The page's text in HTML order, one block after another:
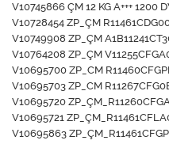
V10745866 ÇM 12 KG A+++ 1200
V10728454 ZP_ÇM
V10749908 ZP_ÇM
V10764208 ZP_ÇM
V10695700 ZP_CM
V10695703 ZP_CM
V10695720
V10695721
V10695863